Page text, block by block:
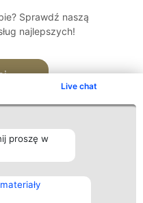
Live chat
proszę w
Sprawdź naszą
najlepszych!
Kontakt
Kontakt